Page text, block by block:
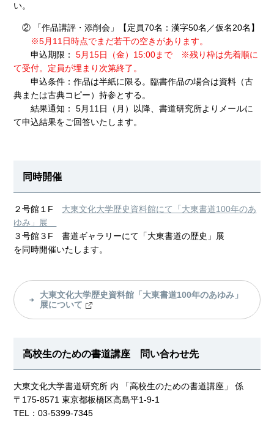
い。
② 「作品講評・添削会」【定員70名：漢字50名／仮名20名】
※5月11日時点でまだ若干の空きがあります。
申込期限：5月15日（金）15:00まで ※残り枠は先着順に
て受付。定員が埋まり次第終了。
申込条件：作品は半紙に限る。臨書作品の場合は資料（古
典または古典コピー）持参とする。
結果通知： 5月11日（月）以降、書道研究所よりメールに
て申込結果をご回答いたします。
同時開催
２号館１F 大東文化大学歴史資料館にて「大東書道100年のあ
ゆみ」展
３号館３F 書道ギャラリーにて「大東書道の歴史」展
を同時開催いたします。
大東文化大学歴史資料館「大東書道100年のあゆみ」
展について
高校生のための書道講座 問い合わせ先
大東文化大学書道研究所 内 「高校生のための書道講座」 係
〒175-8571 東京都板橋区高島平1-9-1
TEL：03-5399-7345